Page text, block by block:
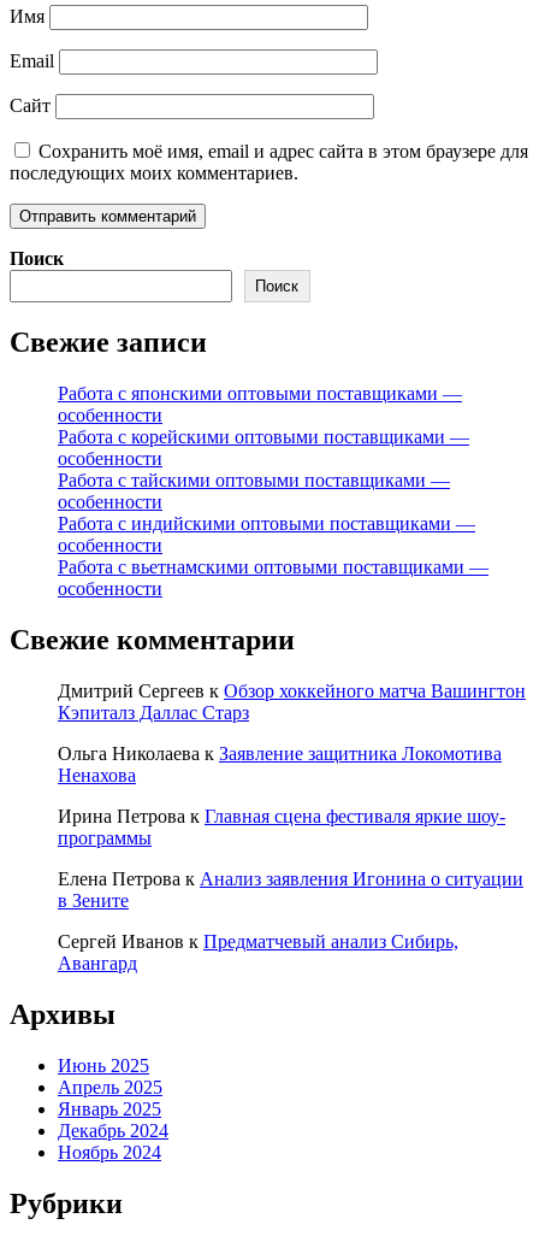
Имя
Email
Сайт
Сохранить моё имя, email и адрес сайта в этом браузере для
последующих моих комментариев.
Поиск
Поиск
Свежие записи
Работа с японскими оптовыми поставщиками —
особенности
Работа с корейскими оптовыми поставщиками —
особенности
Работа с тайскими оптовыми поставщиками —
особенности
Работа с индийскими оптовыми поставщиками —
особенности
Работа с вьетнамскими оптовыми поставщиками —
особенности
Свежие комментарии
Дмитрий Сергеев к Обзор хоккейного матча Вашингтон
Кэпиталз Даллас Старз
Ольга Николаева к Заявление защитника Локомотива
Ненахова
Ирина Петрова к Главная сцена фестиваля яркие шоу-
программы
Елена Петрова к Анализ заявления Игонина о ситуации
в Зените
Сергей Иванов к Предматчевый анализ Сибирь,
Авангард
Архивы
Июнь 2025
Апрель 2025
Январь 2025
Декабрь 2024
Ноябрь 2024
Рубрики